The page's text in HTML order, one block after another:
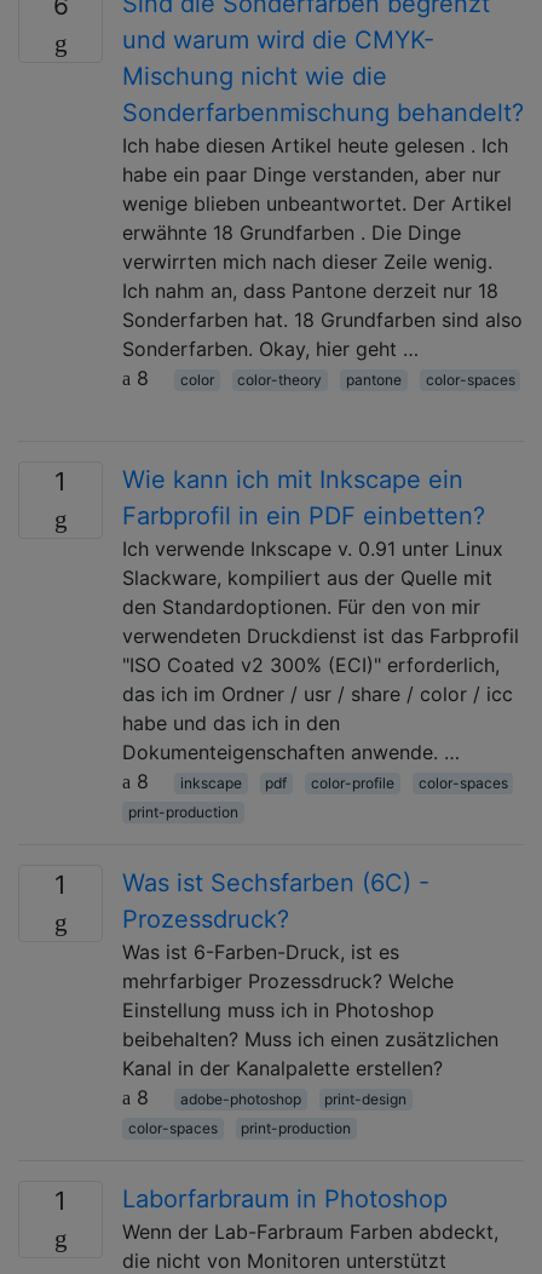
und warum wird die CMYK-
Mischung nicht wie die
Sonderfarbenmischung behandelt?
Ich habe diesen Artikel heute gelesen . Ich
habe ein paar Dinge verstanden, aber nur
wenige blieben unbeantwortet. Der Artikel
erwähnte 18 Grundfarben . Die Dinge
verwirrten mich nach dieser Zeile wenig.
Ich nahm an, dass Pantone derzeit nur 18
Sonderfarben hat. 18 Grundfarben sind also
Sonderfarben. Okay, hier geht …
8
color color-theory pantone color-spaces
1
Wie kann ich mit Inkscape ein
Farbprofil in ein PDF einbetten?
Ich verwende Inkscape v. 0.91 unter Linux
Slackware, kompiliert aus der Quelle mit
den Standardoptionen. Für den von mir
verwendeten Druckdienst ist das Farbprofil
"ISO Coated v2 300% (ECI)" erforderlich,
das ich im Ordner / usr / share / color / icc
habe und das ich in den
Dokumenteigenschaften anwende. …
8
inkscape pdf color-profile
color-spaces
print-production
1
Was ist Sechsfarben (6C) -
Prozessdruck?
Was ist 6-Farben-Druck, ist es
mehrfarbiger Prozessdruck? Welche
Einstellung muss ich in Photoshop
beibehalten? Muss ich einen zusätzlichen
Kanal in der Kanalpalette erstellen?
8
adobe-photoshop
print-design
color-spaces
print-production
1 Laborfarbraum in Photoshop
Wenn der Lab-Farbraum Farben abdeckt,
die nicht von Monitoren unterstützt